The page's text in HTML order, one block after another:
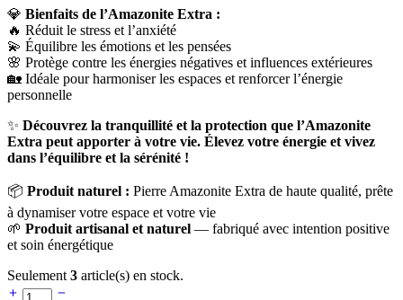
💎 Bienfaits de l’Amazonite Extra :
🔥 Réduit le stress et l’anxiété
💫 Équilibre les émotions et les pensées
🌸 Protège contre les énergies négatives et influences extérieures
🏡 Idéale pour harmoniser les espaces et renforcer l’énergie
personnelle
✨ Découvrez la tranquillité et la protection que l’Amazonite
Extra peut apporter à votre vie. Élevez votre énergie et vivez
dans l’équilibre et la sérénité !
📦 Produit naturel : Pierre Amazonite Extra de haute qualité, prête
à dynamiser votre espace et votre vie
🌱 Produit artisanal et naturel — fabriqué avec intention positive
et soin énergétique
Seulement 3 article(s) en stock.